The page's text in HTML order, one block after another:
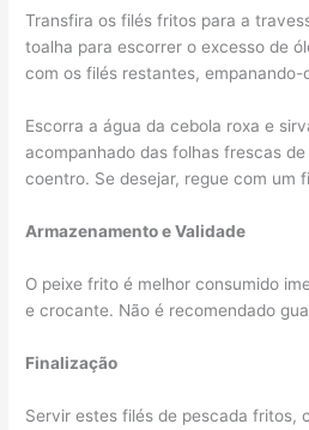
Transfira os filés fritos para a
toalha para escorrer o excesso de
com os filés restantes, empanando-
Escorra a água da cebola roxa e
acompanhado das folhas frescas
coentro. Se desejar, regue com um
Armazenamento e Validade
O peixe frito é melhor consumido
e crocante. Não é recomendado
Finalização
Servir estes filés de pescada fritos,